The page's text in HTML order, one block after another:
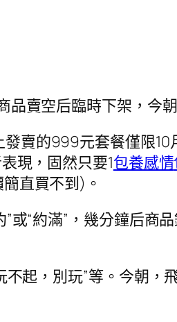
品賣空后臨時下架，今
賣的999元套餐僅限10
現，固然只要1包養感情
直買不到)。
或“約滿”，幾分鐘后商
起，別玩”等。今朝，